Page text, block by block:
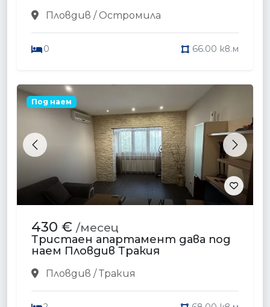
Пловдив / Остромила
0 66.00 кв.м
Previous Next
Под наем
430 € /месец
Тристаен апартамент дава под
наем Пловдив Тракия
Пловдив / Тракия